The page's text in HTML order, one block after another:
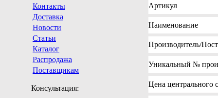
Контакты
Доставка
Новости
Статьи
Каталог
Распродажа
Поставщикам
Консультация:
Артикул
Наименование
Производитель/
Уникальный №
Цена центрального